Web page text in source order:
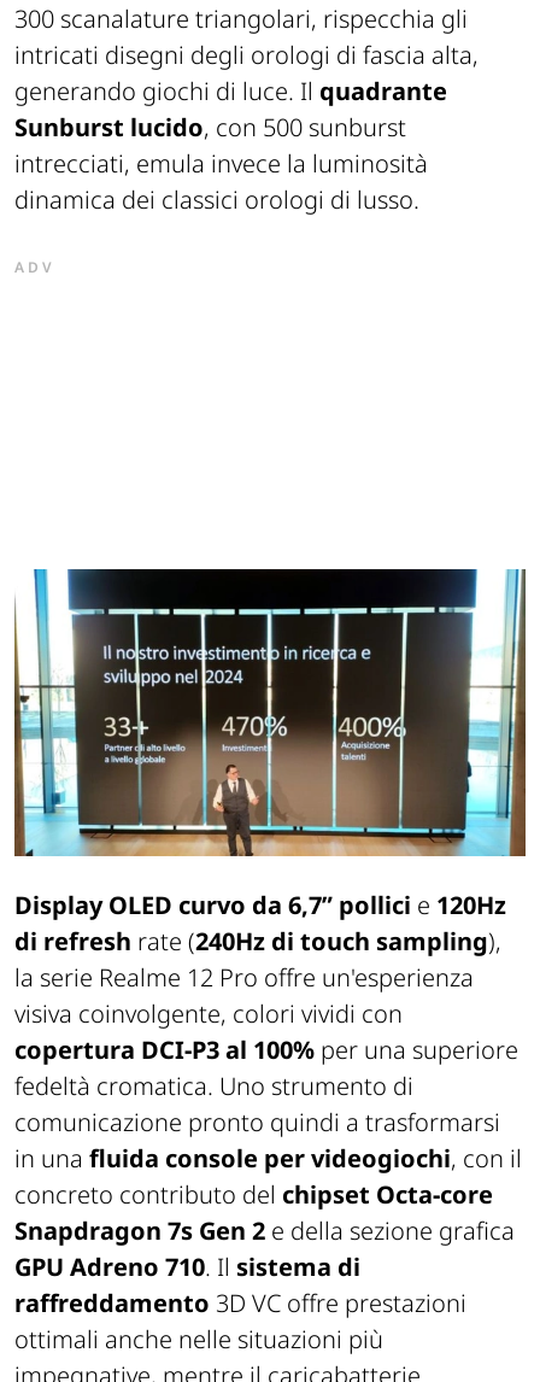
300 scanalature triangolari, rispecchia gli
intricati disegni degli orologi di fascia alta,
generando giochi di luce. Il quadrante
Sunburst lucido, con 500 sunburst
intrecciati, emula invece la luminosità
dinamica dei classici orologi di lusso.
ADV
Display OLED curvo da 6,7” pollici e 120Hz
di refresh rate (240Hz di touch sampling),
la serie Realme 12 Pro offre un'esperienza
visiva coinvolgente, colori vividi con
copertura DCI-P3 al 100% per una superiore
fedeltà cromatica. Uno strumento di
comunicazione pronto quindi a trasformarsi
in una fluida console per videogiochi, con il
concreto contributo del chipset Octa-core
Snapdragon 7s Gen 2 e della sezione grafica
GPU Adreno 710. Il sistema di
raffreddamento 3D VC offre prestazioni
ottimali anche nelle situazioni più
impegnative, mentre il caricabatterie